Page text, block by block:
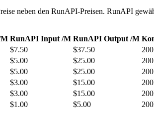
neben den RunAPI-Preisen. RunAPI
RunAPI Input /M RunAPI Output /M
$7.50 $37.50
$5.00 $25.00
$5.00 $25.00
$3.00 $15.00
$3.00 $15.00
$1.00 $5.00